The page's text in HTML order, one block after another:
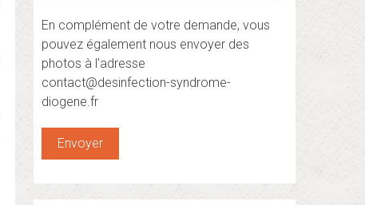
En complément de votre demande, vous
pouvez également nous envoyer des
photos à l'adresse
contact@desinfection-syndrome-
diogene.fr